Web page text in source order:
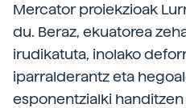
Mercator proiekzioak
du. Beraz, ekuatorea
irudikatuta, inolako
iparralderantz eta
esponentzialki handitzen